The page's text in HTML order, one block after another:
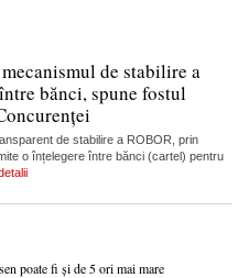
de stabilire a
bănci, spune fostul
de stabilire a ROBOR, prin
o înțelegere între bănci (cartel) pentru
poate fi și de 5 ori mai mare